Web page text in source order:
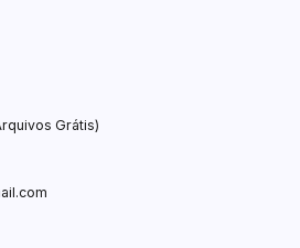
Grátis)